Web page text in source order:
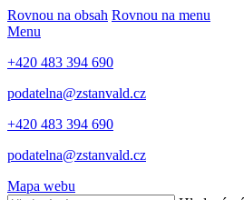
Rovnou na obsah Rovnou na menu
Menu
+420 483 394 690
podatelna@zstanvald.cz
+420 483 394 690
podatelna@zstanvald.cz
Mapa webu